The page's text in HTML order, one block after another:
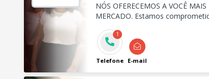
NÓS OFERECEMOS A VOCÊ
MERCADO. Estamos comprometidos em fornecer os melhores
BOAS MÃO!
1
Telefone E-mail